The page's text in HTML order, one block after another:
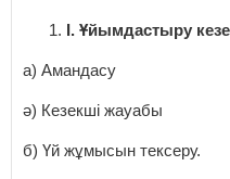
I. Ұйымдастыру
а) Амандасу
ә) Кезекші жауабы
б) Үй жұмысын тексеру.